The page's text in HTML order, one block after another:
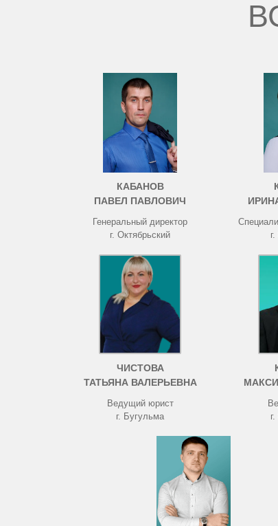
КАБАНОВ
ПАВЕЛ ПАВЛОВИЧ
Генеральный директор
г. Октябрьский
ЧИСТОВА
ТАТЬЯНА ВАЛЕРЬЕВНА
Ведущий юрист
г. Бугульма